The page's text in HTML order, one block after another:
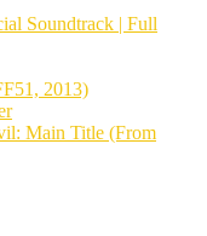
Soundtrack | Full
2013)
Main Title (From